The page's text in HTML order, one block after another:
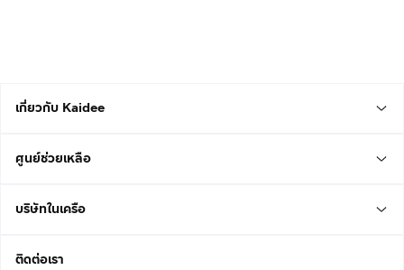
เกี่ยวกับ Kaidee
ศูนย์ช่วยเหลือ
บริษัทในเครือ
ติดต่อเรา